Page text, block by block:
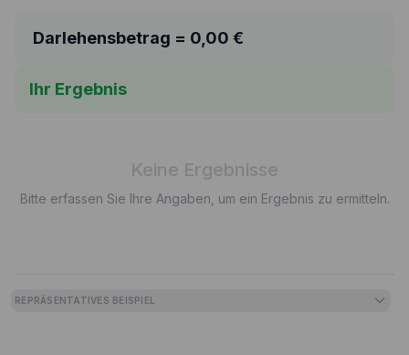
Darlehensbetrag = 0,00 €
Ihr Ergebnis
Keine Ergebnisse
Bitte erfassen Sie Ihre Angaben, um ein Ergebnis zu ermitteln.
REPRÄSENTATIVES BEISPIEL